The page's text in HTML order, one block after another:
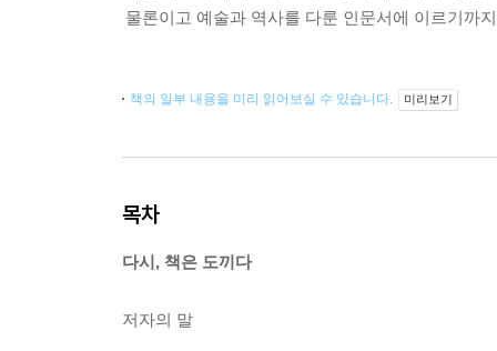
물론이고 예술과 역사를 다룬 인문서에 이르기까
책의 일부 내용을 미리 읽어보실 수 있습니다. 미리보기
목차
다시, 책은 도끼다
저자의 말